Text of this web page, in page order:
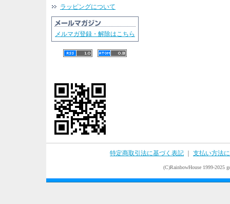
ラッピングについて
メルマガ登録・解除はこちら
特定商取引法に基づく表記 支払い方法
(C)RainbowHouse 1999-2025